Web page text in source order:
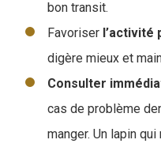
bon transit.
Favoriser l’activité
digère mieux et
Consulter
cas de problème
manger. Un lapin